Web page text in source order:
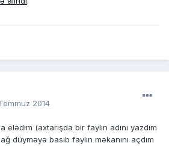
2014
(axtarışda bir faylın adını yazdım
düyməyə basıb faylın məkanını açdım